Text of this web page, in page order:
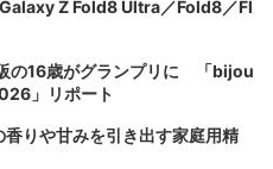
Z Fold8 Ultra／Fold8／Fl
の16歳がグランプリに 「bijou
」リポート
りや甘みを引き出す家庭用精